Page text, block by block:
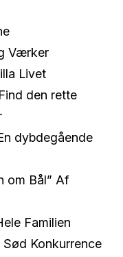
Værker
Livet
den rette
dybdegående
om Bål” Af
Familien
Konkurrence